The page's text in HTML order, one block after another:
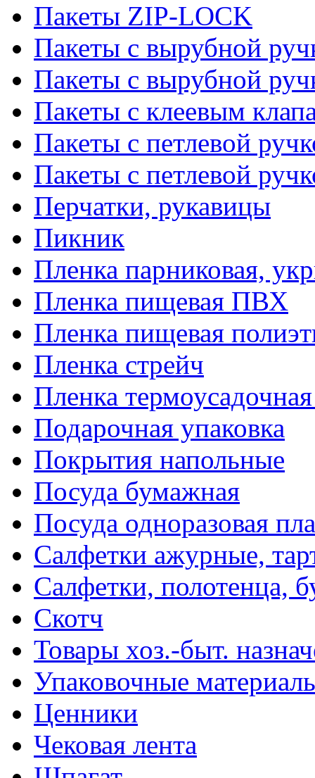
Пакеты ZIP-LOCK
Пакеты с вырубной
Пакеты с вырубной
Пакеты с клеевым
Пакеты с петлевой
Пакеты с петлевой
Перчатки, рукавицы
Пикник
Пленка парниковая,
Пленка пищевая ПВХ
Пленка пищевая
Пленка стрейч
Пленка
Подарочная упаковка
Покрытия напольные
Посуда бумажная
Посуда одноразовая
Салфетки ажурные,
Салфетки, полотенца,
Скотч
Товары хоз.-быт.
Упаковочные
Ценники
Чековая лента